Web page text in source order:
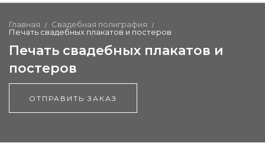
Главная / Свадебная полиграфия /
Печать свадебных плакатов и постеров
Печать свадебных плакатов и
постеров
ОТПРАВИТЬ ЗАКАЗ